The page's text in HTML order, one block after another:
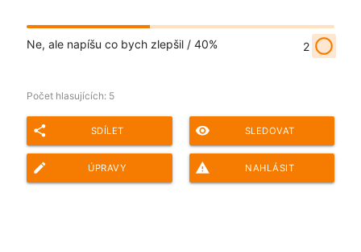
Ne, ale napíšu co bych zlepšil / 40% 2 radio_button_unchecked
Počet hlasujících: 5
share SDÍLET remove_red_eye SLEDOVAT
edit ÚPRAVY report_problem NAHLÁSIT